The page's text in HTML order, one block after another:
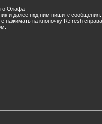
Олафа
и далее под ним пишите сообщения.
нажимать на кнопочку Refresh справа